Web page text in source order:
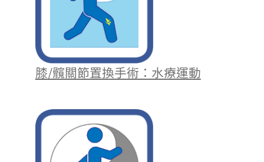
膝/髖關節置換手術：水療運動